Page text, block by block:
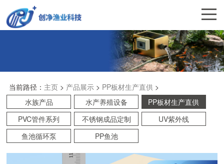
当前路径： 主页> 产品展示> PP板材生产直供>
水族产品
水产养殖设备
PP板材生产直供
PVC管件系列
不锈钢成品定制
UV紫外线
鱼池循环泵
PP鱼池